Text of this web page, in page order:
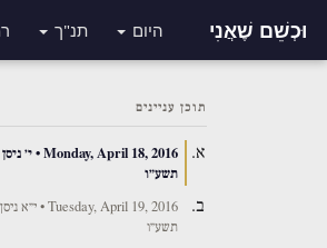
וּכְשֵׁם שֶׁאֲנִי היום תנ"ך
תוכן עניינים
Monday, April 18, 2016 • י׳ ניסן
תשע״ו
Tuesday, April 19, 2016 • י״א ניסן
תשע״ו